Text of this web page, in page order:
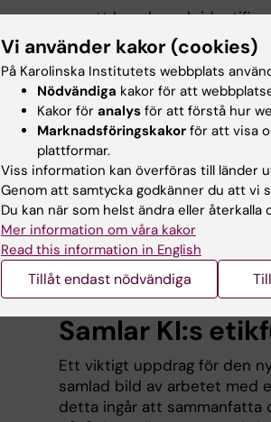
att bevaka och
forskningssed samt
att samordna och
human- och
att arbeta förebyggande
Utöver detta ska nämnden
forskningsetiska frågor,
och ge råd i frågor som rör
etikprövning av
donationer. Nämnden ska
prövning av oredlighet i
sitt arbete i en rapport till
Samlar KI:s
Ett viktigt uppdrag för den
samlad bild av arbetet med
detta ingår att sammanfatta
Vi använder kakor (cookies)
På Karolinska Institutets webbplats
Nödvändiga kakor för att
Kakor för analys för att förstå hur
Marknadsföringskakor för att visa
plattformar.
Viss information kan överföras till länder
Genom att samtycka godkänner du att vi
Du kan när som helst ändra eller
Mer information om våra kakor
Read this information in English
Tillåt endast nödvändiga